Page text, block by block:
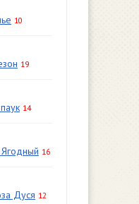
10
19
14
16
Дуся 12